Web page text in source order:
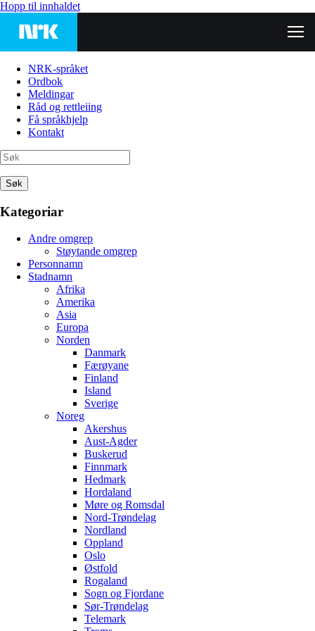
Hopp til innhaldet
NRK-språket
Ordbok
Meldingar
Råd og rettleiing
Få språkhjelp
Kontakt
Søk
Kategoriar
Andre omgrep
Støytande omgrep
Personnamn
Stadnamn
Afrika
Amerika
Asia
Europa
Norden
Danmark
Færøyane
Finland
Island
Sverige
Noreg
Akershus
Aust-Agder
Buskerud
Finnmark
Hedmark
Hordaland
Møre og Romsdal
Nord-Trøndelag
Nordland
Oppland
Oslo
Østfold
Rogaland
Sogn og Fjordane
Sør-Trøndelag
Telemark